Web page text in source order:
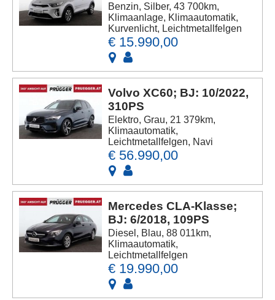
Benzin, Silber, 43 700km,
Klimaanlage, Klimaautomatik,
Kurvenlicht, Leichtmetallfelgen
€ 15.990,00
Volvo XC60; BJ: 10/2022,
310PS
Elektro, Grau, 21 379km,
Klimaautomatik,
Leichtmetallfelgen, Navi
€ 56.990,00
Mercedes CLA-Klasse;
BJ: 6/2018, 109PS
Diesel, Blau, 88 011km,
Klimaautomatik,
Leichtmetallfelgen
€ 19.990,00